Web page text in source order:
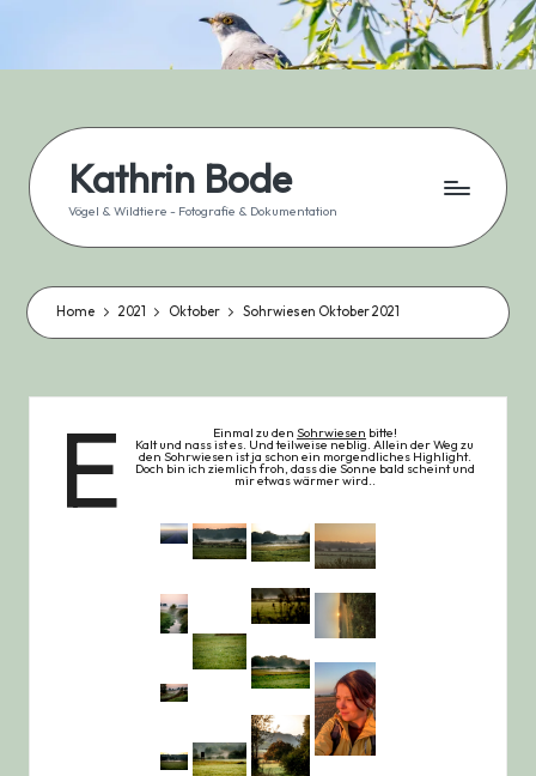
content
Kathrin Bode
Vögel & Wildtiere - Fotografie & Dokumentation
Home 2021 Oktober Sohrwiesen Oktober 2021
E Einmal zu den Sohrwiesen bitte!
Kalt und nass ist es. Und teilweise neblig. Allein der Weg zu
den Sohrwiesen ist ja schon ein morgendliches Highlight.
Doch bin ich ziemlich froh, dass die Sonne bald scheint und
mir etwas wärmer wird..